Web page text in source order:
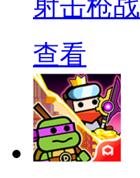
射击枪战
查看